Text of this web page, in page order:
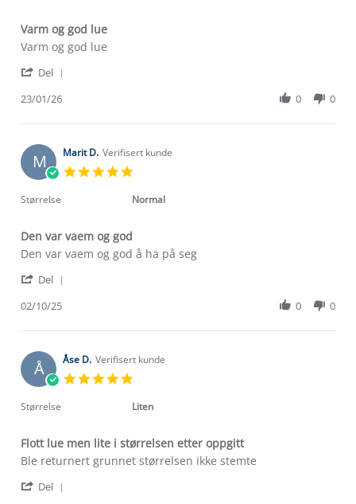
Varm og god lue
Review
Kay
on
Jan
review
Varm
god
Varm og god lue
Del
Kay
on
23
Jan
23/01/26 0 0
M Marit D. Verifisert kunde
rating
Størrelse Normal
Den var vaem og god
Review
Marit
on
Oct
review
Den
vaem
god
Den var vaem og god å ha på seg
Del
Marit
on
2
Oct
02/10/25 0 0
Å Åse D. Verifisert kunde
rating
Størrelse Liten
Flott lue men lite i størrelsen etter oppgitt
Review
Åse
review
Flott
Ble returnert grunnet størrelsen ikke stemte
Del